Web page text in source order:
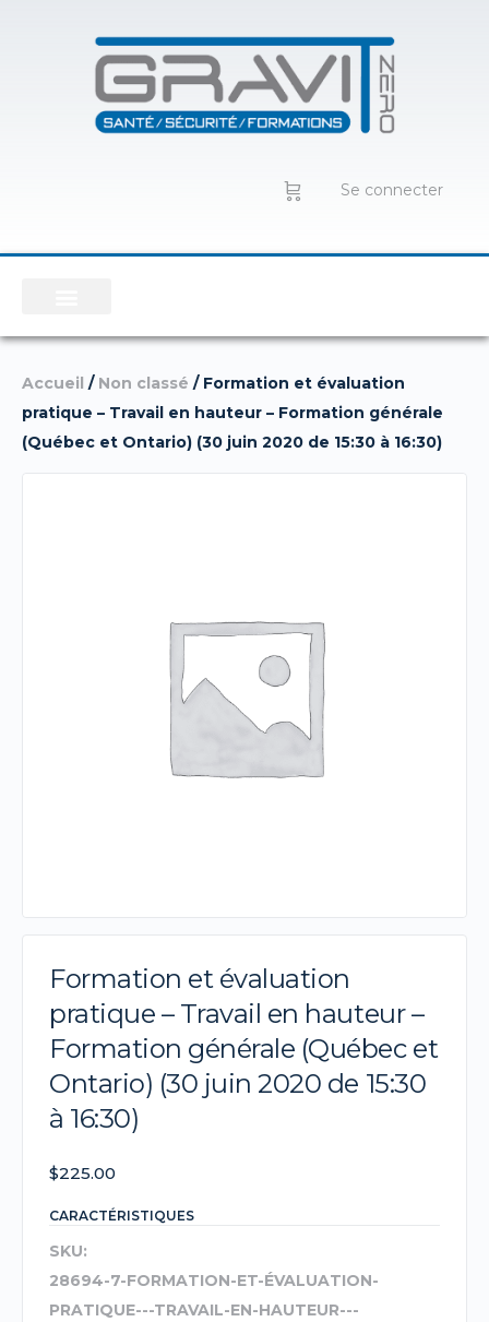
Se connecter
Accueil / Non classé / Formation et évaluation
pratique – Travail en hauteur – Formation générale
(Québec et Ontario) (30 juin 2020 de 15:30 à 16:30)
Formation et évaluation
pratique – Travail en hauteur –
Formation générale (Québec et
Ontario) (30 juin 2020 de 15:30
à 16:30)
$225.00
CARACTÉRISTIQUES
SKU:
28694-7-FORMATION-ET-ÉVALUATION-
PRATIQUE---TRAVAIL-EN-HAUTEUR---